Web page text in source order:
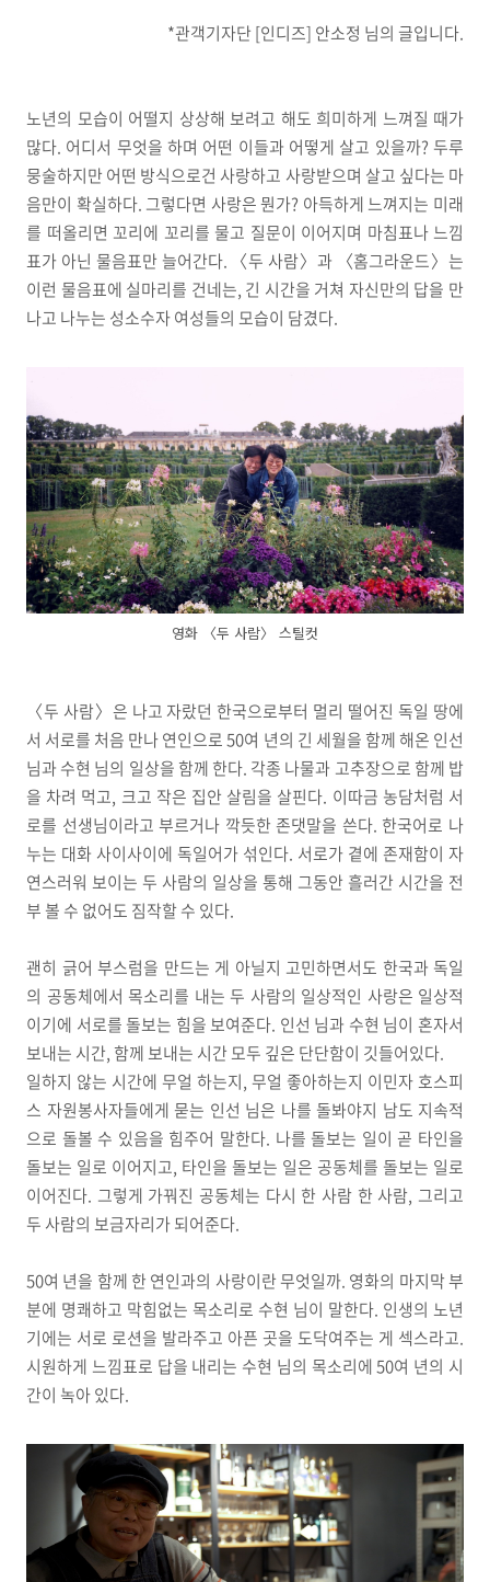
*관객기자단 [인디즈] 안소정 님의 글입니다.
노년의 모습이 어떨지 상상해 보려고 해도 희미하게 느껴질 때가
많다. 어디서 무엇을 하며 어떤 이들과 어떻게 살고 있을까? 두루
뭉술하지만 어떤 방식으로건 사랑하고 사랑받으며 살고 싶다는 마
음만이 확실하다. 그렇다면 사랑은 뭔가? 아득하게 느껴지는 미래
를 떠올리면 꼬리에 꼬리를 물고 질문이 이어지며 마침표나 느낌
표가 아닌 물음표만 늘어간다. 〈두 사람〉과 〈홈그라운드〉는
이런 물음표에 실마리를 건네는, 긴 시간을 거쳐 자신만의 답을 만
나고 나누는 성소수자 여성들의 모습이 담겼다.
영화 〈두 사람〉 스틸컷
〈두 사람〉은 나고 자랐던 한국으로부터 멀리 떨어진 독일 땅에
서 서로를 처음 만나 연인으로 50여 년의 긴 세월을 함께 해온 인선
님과 수현 님의 일상을 함께 한다. 각종 나물과 고추장으로 함께 밥
을 차려 먹고, 크고 작은 집안 살림을 살핀다. 이따금 농담처럼 서
로를 선생님이라고 부르거나 깍듯한 존댓말을 쓴다. 한국어로 나
누는 대화 사이사이에 독일어가 섞인다. 서로가 곁에 존재함이 자
연스러워 보이는 두 사람의 일상을 통해 그동안 흘러간 시간을 전
부 볼 수 없어도 짐작할 수 있다.
괜히 긁어 부스럼을 만드는 게 아닐지 고민하면서도 한국과 독일
의 공동체에서 목소리를 내는 두 사람의 일상적인 사랑은 일상적
이기에 서로를 돌보는 힘을 보여준다. 인선 님과 수현 님이 혼자서
보내는 시간, 함께 보내는 시간 모두 깊은 단단함이 깃들어있다.
일하지 않는 시간에 무얼 하는지, 무얼 좋아하는지 이민자 호스피
스 자원봉사자들에게 묻는 인선 님은 나를 돌봐야지 남도 지속적
으로 돌볼 수 있음을 힘주어 말한다. 나를 돌보는 일이 곧 타인을
돌보는 일로 이어지고, 타인을 돌보는 일은 공동체를 돌보는 일로
이어진다. 그렇게 가꿔진 공동체는 다시 한 사람 한 사람, 그리고
두 사람의 보금자리가 되어준다.
50여 년을 함께 한 연인과의 사랑이란 무엇일까. 영화의 마지막 부
분에 명쾌하고 막힘없는 목소리로 수현 님이 말한다. 인생의 노년
기에는 서로 로션을 발라주고 아픈 곳을 도닥여주는 게 섹스라고.
시원하게 느낌표로 답을 내리는 수현 님의 목소리에 50여 년의 시
간이 녹아 있다.